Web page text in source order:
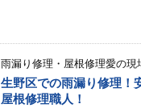
雨漏り修理・屋根修理愛の現
生野区での雨漏り修理！
屋根修理職人！